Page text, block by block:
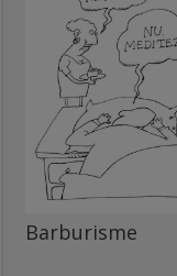
Barburisme